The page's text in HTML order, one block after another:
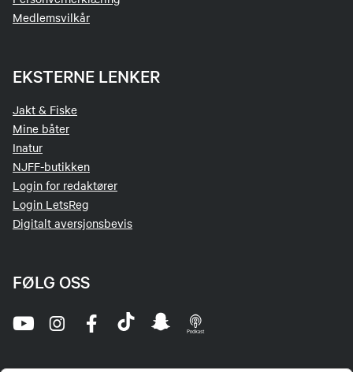
Medlemsvilkår
EKSTERNE LENKER
Jakt & Fiske
Mine båter
Inatur
NJFF-butikken
Login for redaktører
Login LetsReg
Digitalt aversjonsbevis
FØLG OSS